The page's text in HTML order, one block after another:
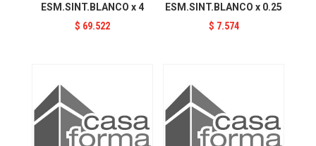
ESM.SINT.BLANCO x 4
$ 69.522
ESM.SINT.BLANCO x 0.25
$ 7.574